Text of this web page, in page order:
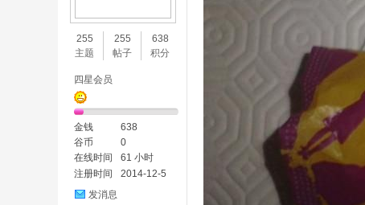
255
主题
255
帖子
638
积分
四星会员
金钱
638
谷币
0
在线时间
61 小时
注册时间
2014-12-5
发消息